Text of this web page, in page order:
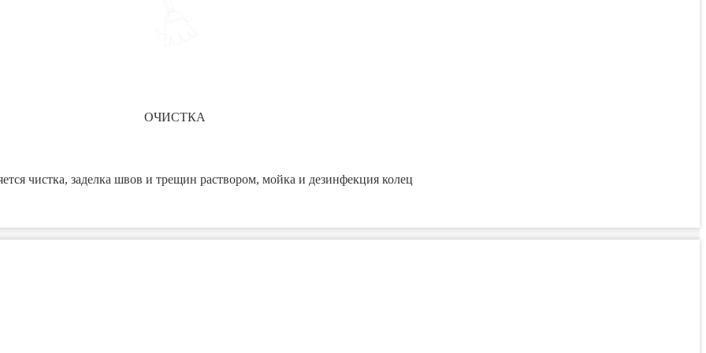
ОЧИСТКА
чистка, заделка швов и трещин раствором, мойка и дезинфекция колец